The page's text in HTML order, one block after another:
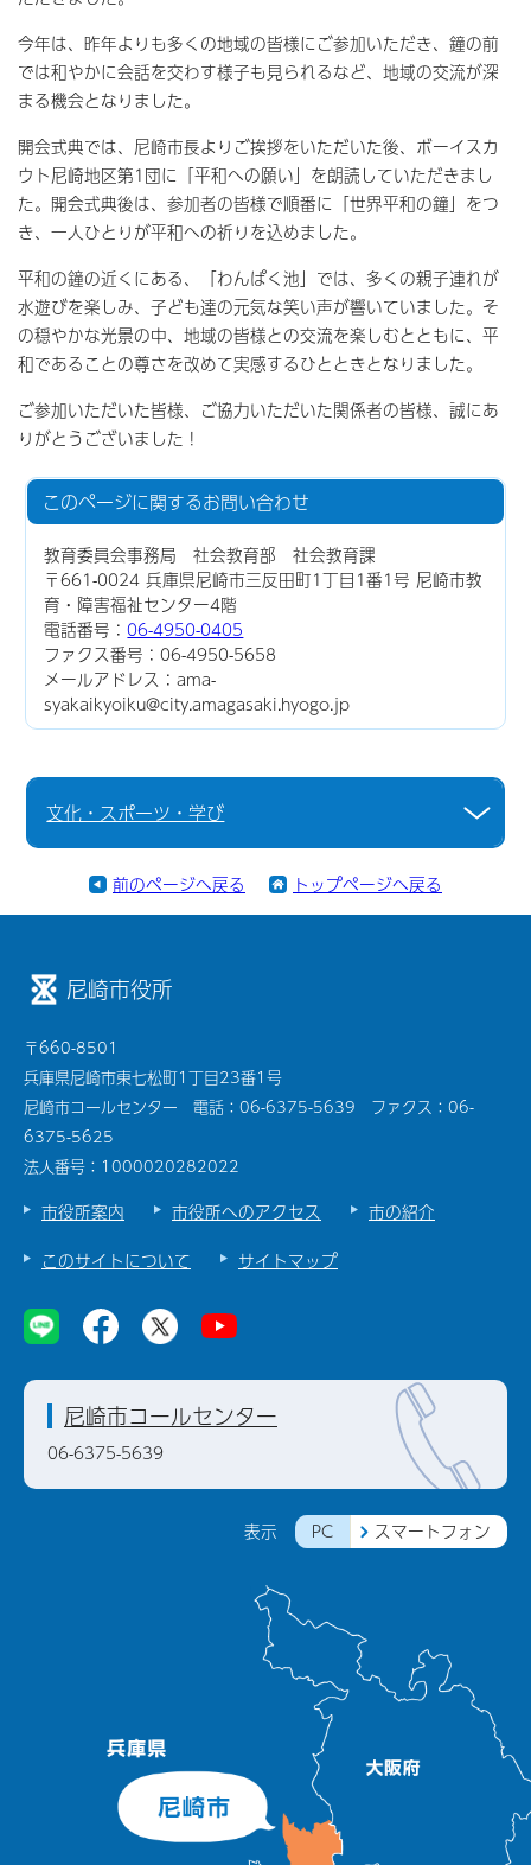
今年は、昨年よりも多くの地域の皆様にご参加いただき、鐘の前
では和やかに会話を交わす様子も見られるなど、地域の交流が深
まる機会となりました。
開会式典では、尼崎市長よりご挨拶をいただいた後、ボーイスカ
ウト尼崎地区第1団に「平和への願い」を朗読していただきまし
た。開会式典後は、参加者の皆様で順番に「世界平和の鐘」をつ
き、一人ひとりが平和への祈りを込めました。
平和の鐘の近くにある、「わんぱく池」では、多くの親子連れが
水遊びを楽しみ、子ども達の元気な笑い声が響いていました。そ
の穏やかな光景の中、地域の皆様との交流を楽しむとともに、平
和であることの尊さを改めて実感するひとときとなりました。
ご参加いただいた皆様、ご協力いただいた関係者の皆様、誠にあ
りがとうございました！
このページに関するお問い合わせ
教育委員会事務局 社会教育部 社会教育課
〒661-0024 兵庫県尼崎市三反田町1丁目1番1号 尼崎市教
育・障害福祉センター4階
電話番号：06-4950-0405
ファクス番号：06-4950-5658
メールアドレス：ama-
syakaikyoiku@city.amagasaki.hyogo.jp
文化・スポーツ・学び
前のページへ戻る トップページへ戻る
尼崎市役所
〒660-8501
兵庫県尼崎市東七松町1丁目23番1号
尼崎市コールセンター 電話：06-6375-5639 ファクス：06-
6375-5625
法人番号：1000020282022
市役所案内 市役所へのアクセス
市の紹介
このサイトについて
サイトマップ
表示 PC スマートフォン
尼崎市コールセンター
06-6375-5639